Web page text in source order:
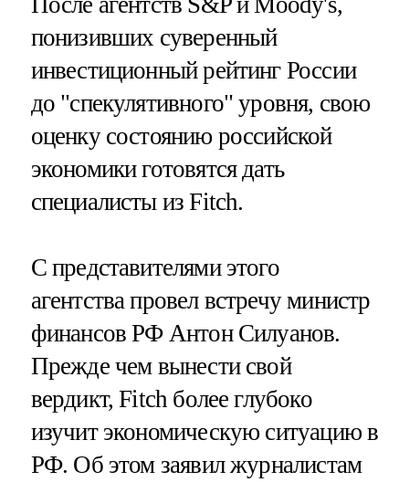
понизивших суверенный
инвестиционный рейтинг России
до "спекулятивного" уровня, свою
оценку состоянию российской
экономики готовятся дать
специалисты из Fitch.
С представителями этого
агентства провел встречу министр
финансов РФ Антон Силуанов.
Прежде чем вынести свой
вердикт, Fitch более глубоко
изучит экономическую ситуацию в
РФ. Об этом заявил журналистам